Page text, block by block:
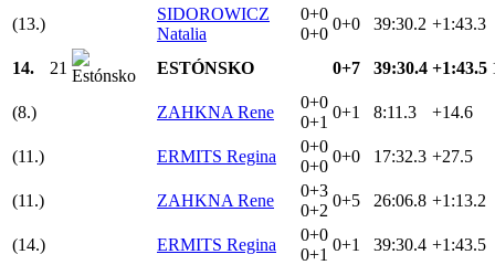
(13.)
SIDOROWICZ
Natalia
0+0
0+0
0+0 39:30.2 +1:43.3
14. 21 ESTÓNSKO 0+7 39:30.4 +1:43.5
(8.) ZAHKNA Rene
0+0
0+1
0+1 8:11.3 +14.6
(11.) ERMITS Regina
0+0
0+0
0+0 17:32.3 +27.5
(11.) ZAHKNA Rene
0+3
0+2
0+5 26:06.8 +1:13.2
(14.) ERMITS Regina
0+0
0+1
0+1 39:30.4 +1:43.5